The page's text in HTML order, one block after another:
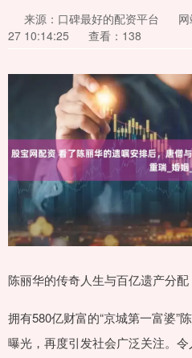
来源：口碑最好的配资平台
27 10:14:25
查看：138
陈丽华的传奇人生与百亿遗产分
拥有580亿财富的“京城第一富婆”
曝光，再度引发社会广泛关注。